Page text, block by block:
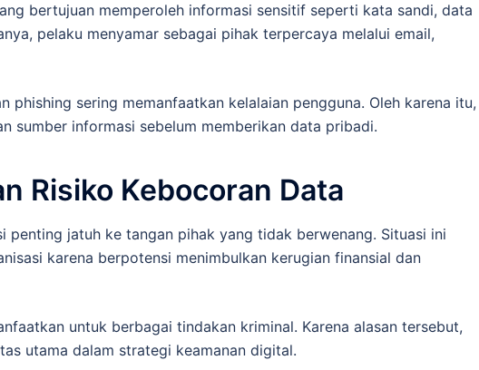
bertujuan memperoleh informasi sensitif seperti kata sandi, data
pelaku menyamar sebagai pihak terpercaya melalui email,
phishing sering memanfaatkan kelalaian pengguna. Oleh karena itu,
sumber informasi sebelum memberikan data pribadi.
Risiko Kebocoran Data
penting jatuh ke tangan pihak yang tidak berwenang. Situasi ini
karena berpotensi menimbulkan kerugian finansial dan
untuk berbagai tindakan kriminal. Karena alasan tersebut,
utama dalam strategi keamanan digital.